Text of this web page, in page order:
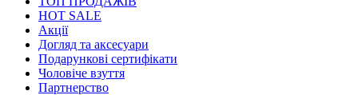
HOT SALE
Акції
Догляд та аксесуари
Подарункові сертифікати
Чоловіче взуття
Партнерство